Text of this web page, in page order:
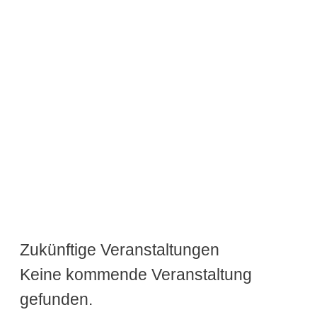
Zukünftige Veranstaltungen
Keine kommende Veranstaltung
gefunden.